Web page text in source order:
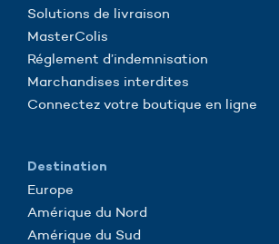
Solutions de livraison
MasterColis
Réglement d’indemnisation
Marchandises interdites
Connectez votre boutique en ligne
Destination
Europe
Amérique du Nord
Amérique du Sud